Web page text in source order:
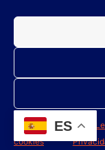
Política de
cookies
Aviso
ES